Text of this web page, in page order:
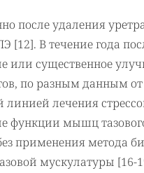
после удаления
[12]. В течение года
или существенное
по разным данным от
линией лечения
функции мышц
применения метода
мускулатуры